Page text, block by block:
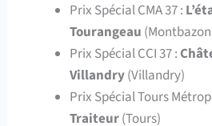
Prix Spécial CMA 37 :
Tourangeau
Prix Spécial CCI 37 :
Villandry(Villandry)
Prix Spécial Tours
Traiteur(Tours)